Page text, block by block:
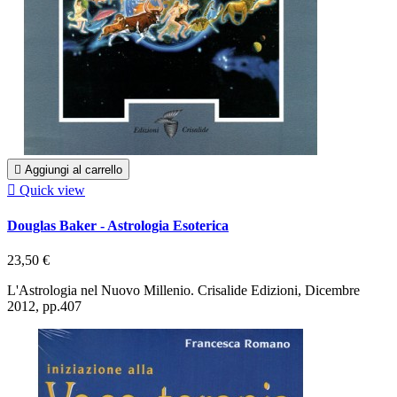
 Aggiungi al carrello
 Quick view
Douglas Baker - Astrologia Esoterica
23,50 €
L'Astrologia nel Nuovo Millenio. Crisalide Edizioni, Dicembre
2012, pp.407